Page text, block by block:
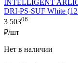
INTELLIGENT
DRI-PS-SUF White
3 50306
₽/шт
Нет в наличии